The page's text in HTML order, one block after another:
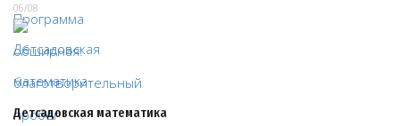
06/08
Детсадовская математика